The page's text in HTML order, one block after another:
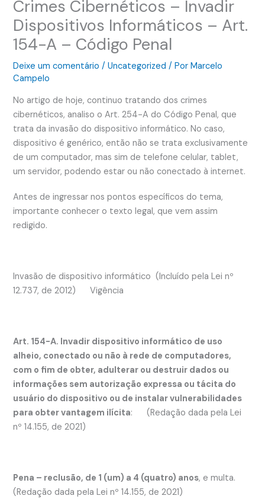
Crimes Cibernéticos – Invadir
Dispositivos Informáticos – Art.
154-A – Código Penal
Deixe um comentário /Uncategorized / PorMarcelo
Campelo
No artigo de hoje, continuo tratando dos crimes
cibernéticos, analiso o Art. 254-A do Código Penal, que
trata da invasão do dispositivo informático. No caso,
dispositivo é genérico, então não se trata exclusivamente
de um computador, mas sim de telefone celular, tablet,
um servidor, podendo estar ou não conectado à internet.
Antes de ingressar nos pontos específicos do tema,
importante conhecer o texto legal, que vem assim
redigido.
Invasão de dispositivo informático (Incluído pela Lei nº
12.737, de 2012) Vigência
Art. 154-A. Invadir dispositivo informático de uso
alheio, conectado ou não à rede de computadores,
com o fim de obter, adulterar ou destruir dados ou
informações sem autorização expressa ou tácita do
usuário do dispositivo ou de instalar vulnerabilidades
para obter vantagem ilícita: (Redação dada pela Lei
nº 14.155, de 2021)
Pena – reclusão, de 1 (um) a 4 (quatro) anos, e multa.
(Redação dada pela Lei nº 14.155, de 2021)